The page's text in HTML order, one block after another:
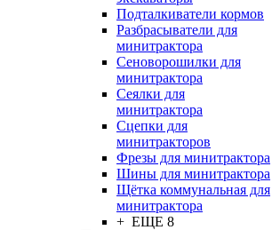
Подталкиватели кормов
Разбрасыватели для
минитрактора
Сеноворошилки для
минитрактора
Сеялки для
минитрактора
Сцепки для
минитракторов
Фрезы для минитрактора
Шины для минитрактора
Щётка коммунальная для
минитрактора
+ ЕЩЕ 8